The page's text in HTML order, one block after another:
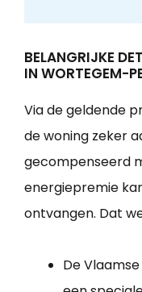
BELANGRIJKE
IN WORTEGEM-
Via de geldende
de woning zeker
gecompenseerd
energiepremie
ontvangen. Dat
De